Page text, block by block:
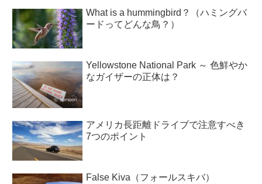
What is a hummingbird？（ハミングバ
ードってどんな鳥？）
Yellowstone National Park ～ 色鮮やか
なガイザーの正体は？
アメリカ長距離ドライブで注意すべき
7つのポイント
False Kiva（フォールスキバ）